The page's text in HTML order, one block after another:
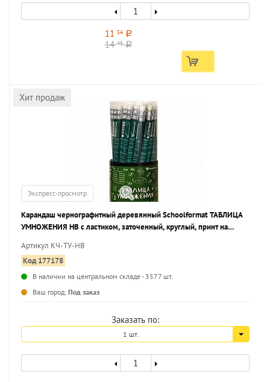
11 54 a
1443 a
Хит продаж
Экспресс-просмотр
Карандаш чернографитный деревянный Schoolformat ТАБЛИЦА
УМНОЖЕНИЯ НВ с ластиком, заточенный, круглый, принт на
Артикул КЧ-ТУ-HB
Код 177178
В наличии на центральном складе - 3577 шт.
Ваш город: Под заказ
Заказать по:
1 шт.